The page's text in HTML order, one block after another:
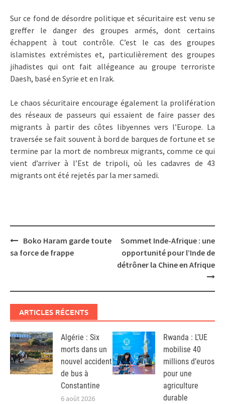
Sur ce fond de désordre politique et sécuritaire est venu se
greffer le danger des groupes armés, dont certains
échappent à tout contrôle. C’est le cas des groupes
islamistes extrémistes et, particulièrement des groupes
jihadistes qui ont fait allégeance au groupe terroriste
Daesh, basé en Syrie et en Irak.
Le chaos sécuritaire encourage également la prolifération
des réseaux de passeurs qui essaient de faire passer des
migrants à partir des côtes libyennes vers l’Europe. La
traversée se fait souvent à bord de barques de fortune et se
termine par la mort de nombreux migrants, comme ce qui
vient d’arriver à l’Est de tripoli, où les cadavres de 43
migrants ont été rejetés par la mer samedi.
Post
navigation
Boko Haram garde toute
sa force de frappe
Sommet Inde-Afrique : une
opportunité pour l’Inde de
détrôner la Chine en Afrique
ARTICLES RÉCENTS
Algérie : Six
morts dans un
nouvel accident
de bus à
Constantine
6 août 2026
Rwanda : L’UE
mobilise 40
millions d’euros
pour une
agriculture
durable